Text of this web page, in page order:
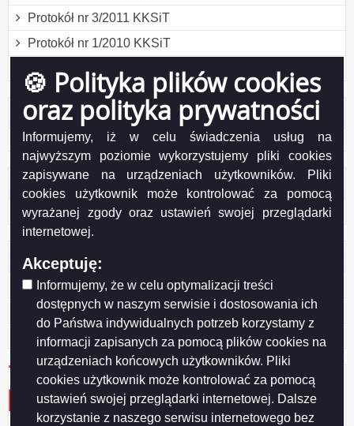
🍪 Polityka plików cookies
oraz polityka prywatności
Informujemy, iż w celu świadczenia usług na
najwyższym poziomie wykorzystujemy pliki cookies
zapisywane na urządzeniach użytkowników. Pliki
cookies użytkownik może kontrolować za pomocą
wyrażanej zgody oraz ustawień swojej przeglądarki
internetowej.
Akceptuję:
Informujemy, że w celu optymalizacji treści
dostępnych w naszym serwisie i dostosowania ich
do Państwa indywidualnych potrzeb korzystamy z
informacji zapisanych za pomocą plików cookies na
urządzeniach końcowych użytkowników. Pliki
cookies użytkownik może kontrolować za pomocą
ustawień swojej przeglądarki internetowej. Dalsze
korzystanie z naszego serwisu internetowego bez
Protokół nr 3/2011 KKSiT
Protokół nr 1/2010 KKSiT
Protokół nr 2/2010 KKSiT
Licznik odwiedzin
Odwiedzana: 1118
Administracja
Zaloguj się
Otwarte dane
XML
JSON
CSV